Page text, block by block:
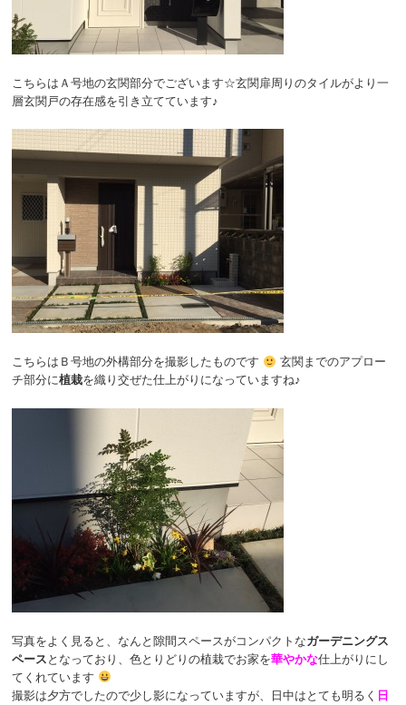
こちらはＡ号地の玄関部分でございます☆玄関扉周りのタイルがより一
層玄関戸の存在感を引き立てています♪
こちらはＢ号地の外構部分を撮影したものです
玄関までのアプロー
チ部分に植栽を織り交ぜた仕上がりになっていますね♪
写真をよく見ると、なんと隙間スペースがコンパクトなガーデニングス
ペース となっており、色とりどりの植栽でお家を華やかな仕上がりにし
てくれています
撮影は夕方でしたので少し影になっていますが、日中はとても明るく 日